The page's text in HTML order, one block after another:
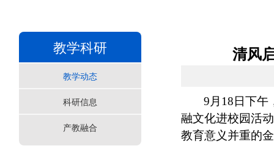
教学科研
教学动态
科研信息
产教融合
清风
9月18日下午
融文化进校园活
教育意义并重的